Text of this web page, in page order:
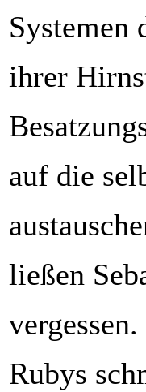
Systemen
ihrer
auf die
ließen
Rubys